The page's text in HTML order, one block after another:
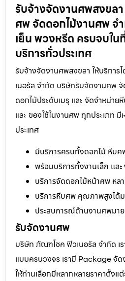
รับจ้างจัดงานศพสงขล
ศพ จัดดอกไม้งานศพ จ
เย็น พวงหรีด ครบจบใน
บริการทั่วประเทศ
รับจ้างจัดงานศพสงขลา ให้บริกา
เนอรัล จำกัด บริษัทรับจัดงานศพ
ดอกไม้ประดับเมรุ และ จัดจำหน่าย
และ ของใช้ในงานศพ ทุกประเภท
ประเทศ
มีบริการครบทั้งดอกไม้ หีบ
พร้อมบริการทั้งงานเล็ก แล
บริการจัดดอกไม้หน้าศพ หล
บริการหีบศพ คุณภาพสูงได้
ประสบการณ์ด้านงานศพมา
รับจัดงานศพ
บริษัท ภัณฑโชค ฟิวเนอรัล จำกัด เ
แบบครบวงจร เรามี Package จั
ให้ท่านเลือกมีหลากหลายราคาตั้งแ